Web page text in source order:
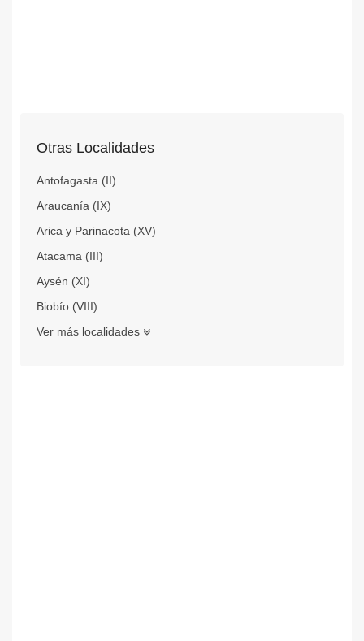
Otras Localidades
Antofagasta (II)
Araucanía (IX)
Arica y Parinacota (XV)
Atacama (III)
Aysén (XI)
Biobío (VIII)
Ver más localidades